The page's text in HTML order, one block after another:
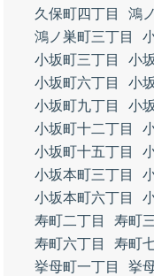
久保町四丁目
鴻
鴻ノ巣町三丁目
小坂町三丁目
小
小坂町六丁目
小
小坂町九丁目
小
小坂町十二丁目
小坂町十五丁目
小坂本町三丁目
小坂本町六丁目
寿町二丁目
寿町
寿町六丁目
寿町
挙母町一丁目
挙